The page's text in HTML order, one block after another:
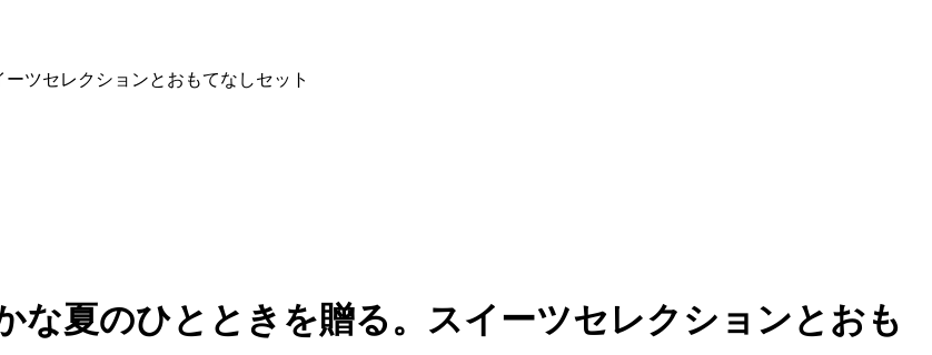
ツセレクションとおもてなしセット
な夏のひとときを贈る。スイーツセレクションとおも